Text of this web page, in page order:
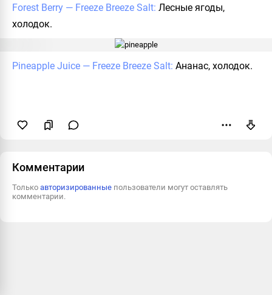
Forest Berry — Freeze Breeze Salt: Лесные ягоды,
холодок.
Pineapple Juice — Freeze Breeze Salt: Ананас, холодок.
Комментарии
Только авторизированные пользователи могут оставлять
комментарии.